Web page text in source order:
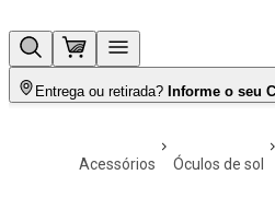
Entrega ou retirada? Informe o seu
acessórios óculos de sol